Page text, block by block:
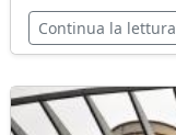
Continua la lettura